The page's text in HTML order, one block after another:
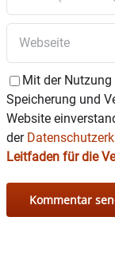
Mit der
Speicherung und
Website
der
Leitfaden für die